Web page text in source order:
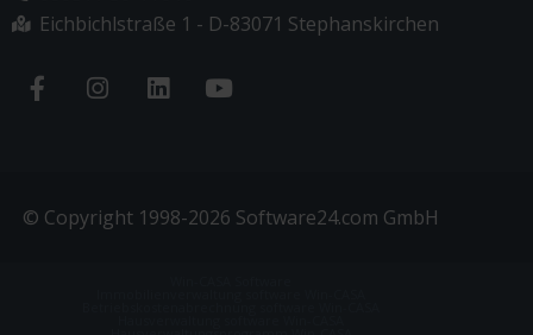
Eichbichlstraße 1 - D-83071 Stephanskirchen
© Copyright 1998-2026 Software24.com GmbH